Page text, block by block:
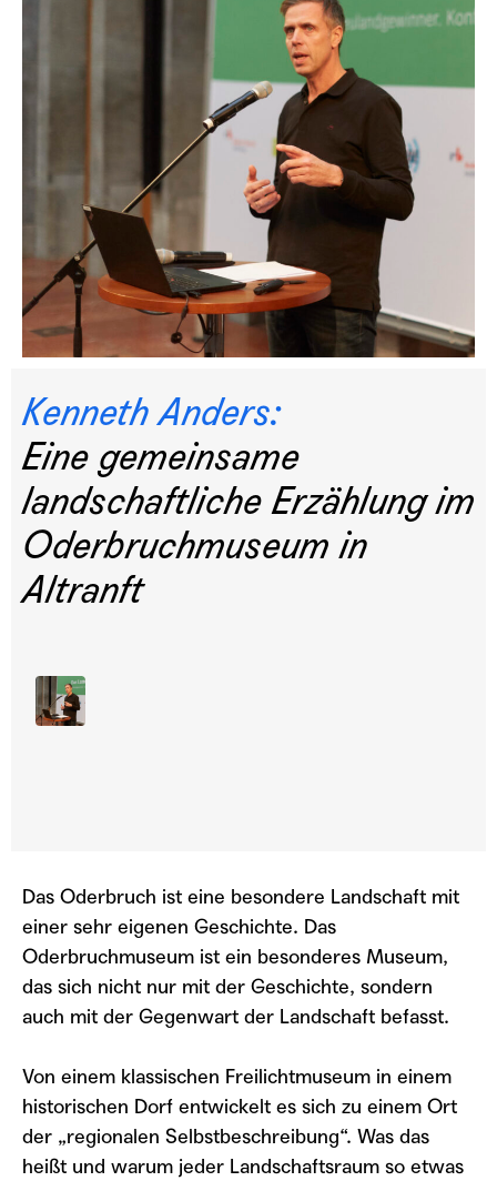
Kenneth Anders:
Eine gemeinsame
landschaftliche Erzählung im
Oderbruchmuseum in
Altranft
ABONNIEREN
TEILEN
RSS FEED
LINK
EMBED
Das Oderbruch ist eine besondere Landschaft mit
einer sehr eigenen Geschichte. Das
Oderbruchmuseum ist ein besonderes Museum,
das sich nicht nur mit der Geschichte, sondern
auch mit der Gegenwart der Landschaft befasst.
Von einem klassischen Freilichtmuseum in einem
historischen Dorf entwickelt es sich zu einem Ort
der „regionalen Selbstbeschreibung“. Was das
heißt und warum jeder Landschaftsraum so etwas